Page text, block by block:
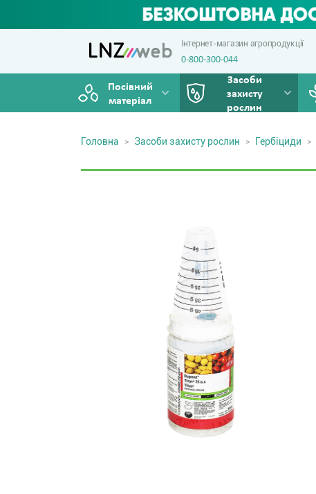
Інтернет-магазин агропродукції
0-800-300-044
Посівний
матеріал
Засоби
захисту
рослин
Головна Засоби захисту рослин Гербіциди